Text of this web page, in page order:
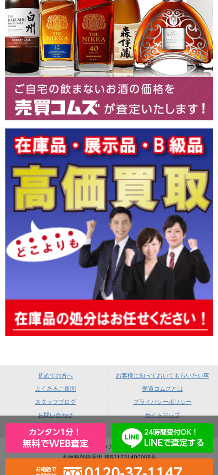
初めての方へ
お客様に知っておいてもらいたい事
よくあるご質問
売買コムズとは
スタッフブログ
プライバシーポリシー
お問い合わせ
サイトマップ
売買コムズ 〒660-0085 兵庫県尼崎市元浜町4-88
古物商登録届出 第631331400008号
｜ 酒類販売業免許 尼法第383号